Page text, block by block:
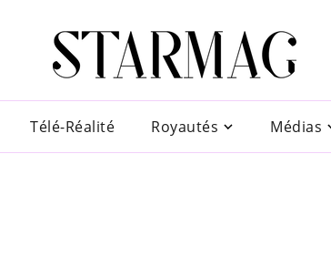
Télé-Réalité Royautés Médias